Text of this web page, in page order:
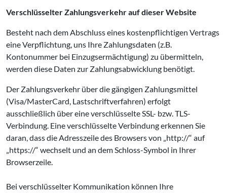
Verschlüsselter Zahlungsverkehr auf dieser Website
Besteht nach dem Abschluss eines kostenpflichtigen Vertrags
eine Verpflichtung, uns Ihre Zahlungsdaten (z.B.
Kontonummer bei Einzugsermächtigung) zu übermitteln,
werden diese Daten zur Zahlungsabwicklung benötigt.
Der Zahlungsverkehr über die gängigen Zahlungsmittel
(Visa/MasterCard, Lastschriftverfahren) erfolgt
ausschließlich über eine verschlüsselte SSL- bzw. TLS-
Verbindung. Eine verschlüsselte Verbindung erkennen Sie
daran, dass die Adresszeile des Browsers von „http://“ auf
„https://“ wechselt und an dem Schloss-Symbol in Ihrer
Browserzeile.
Bei verschlüsselter Kommunikation können Ihre